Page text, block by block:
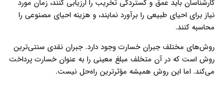
کارشناسان باید عمق و گستردگی تخریب را ارزیابی کنند، زمان مورد
نیاز برای احیای طبیعی را برآورد نمایند، و هزینه احیای مصنوعی را
محاسبه کنند.
روش‌های مختلف جبران خسارت وجود دارد. جبران نقدی سنتی‌ترین
روش است که در آن متخلف مبلغ معینی را به عنوان خسارت پرداخت
می‌کند. اما این روش همیشه مؤثرترین راه‌حل نیست.